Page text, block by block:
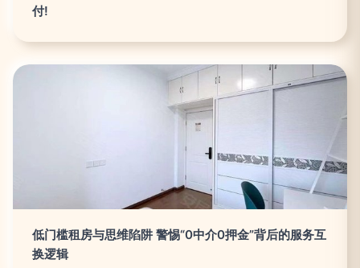
付!
低门槛租房与思维陷阱 警惕“0中介0押金”背后的服务互
换逻辑